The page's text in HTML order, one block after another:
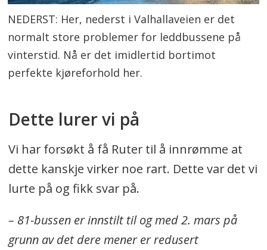
NEDERST: Her, nederst i Valhallaveien er det
normalt store problemer for leddbussene på
vinterstid. Nå er det imidlertid bortimot
perfekte kjøreforhold her.
Dette lurer vi på
Vi har forsøkt å få Ruter til å innrømme at
dette kanskje virker noe rart. Dette var det vi
lurte på og fikk svar på.
– 81-bussen er innstilt til og med 2. mars på
grunn av det dere mener er redusert